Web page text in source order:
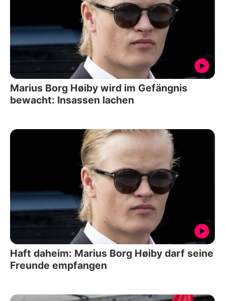
Marius Borg Høiby wird im Gefängnis
bewacht: Insassen lachen
Haft daheim: Marius Borg Høiby darf seine
Freunde empfangen